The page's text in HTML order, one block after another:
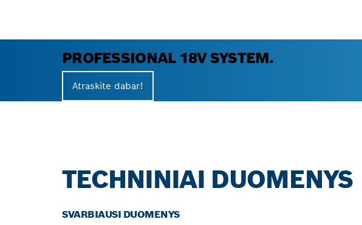
PROFESSIONAL 18V SYSTEM.
Atraskite dabar!
TECHNINIAI DUOMENYS
SVARBIAUSI DUOMENYS